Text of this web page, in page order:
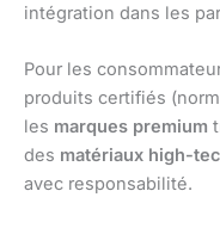
intégration dans les
Pour les
produits certifiés
les marques premium
des matériaux high-
avec responsabilité.